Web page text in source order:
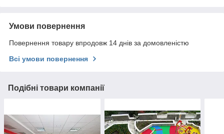
Умови повернення
Повернення товару впродовж 14 днів за домовленістю
Всі умови повернення
Подібні товари компанії